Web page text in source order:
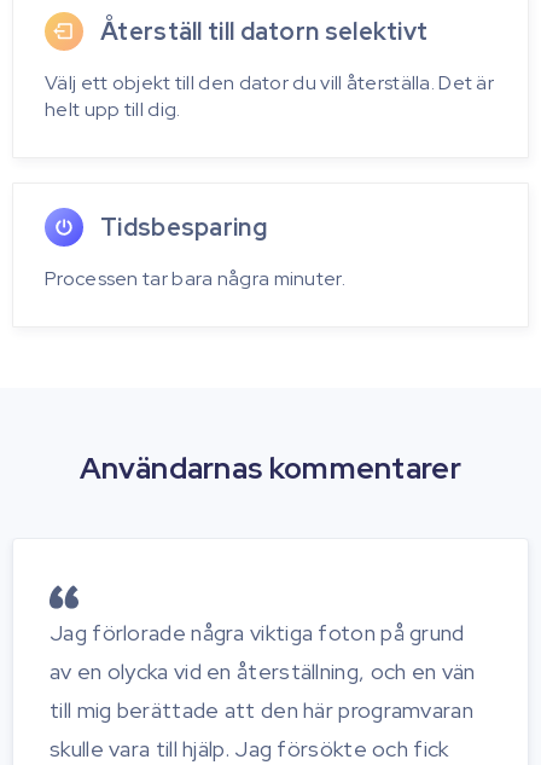
Återställ till datorn selektivt
Välj ett objekt till den dator du vill återställa. Det är
helt upp till dig.
Tidsbesparing
Processen tar bara några minuter.
Användarnas kommentarer
Jag förlorade några viktiga foton på grund
av en olycka vid en återställning, och en vän
till mig berättade att den här programvaran
skulle vara till hjälp. Jag försökte och fick